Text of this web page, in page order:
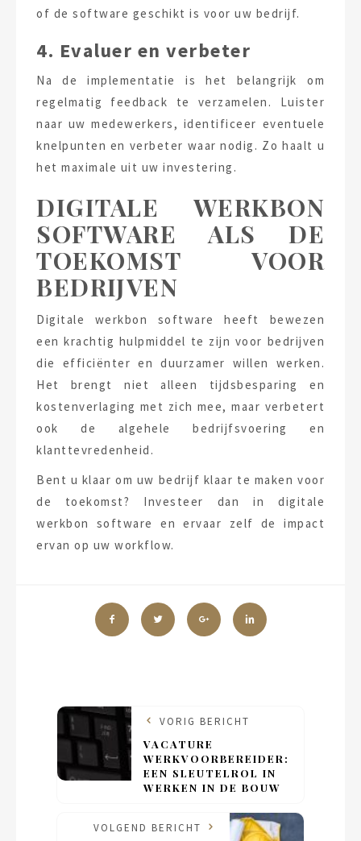
of de software geschikt is voor uw bedrijf.
4. Evaluer en verbeter
Na de implementatie is het belangrijk om
regelmatig feedback te verzamelen. Luister
naar uw medewerkers, identificeer eventuele
knelpunten en verbeter waar nodig. Zo haalt u
het maximale uit uw investering.
DIGITALE WERKBON
SOFTWARE ALS DE
TOEKOMST VOOR
BEDRIJVEN
Digitale werkbon software heeft bewezen
een krachtig hulpmiddel te zijn voor bedrijven
die efficiënter en duurzamer willen werken.
Het brengt niet alleen tijdsbesparing en
kostenverlaging met zich mee, maar verbetert
ook de algehele bedrijfsvoering en
klanttevredenheid.
Bent u klaar om uw bedrijf klaar te maken voor
de toekomst? Investeer dan in digitale
werkbon software en ervaar zelf de impact
ervan op uw workflow.
VORIG BERICHT
VACATURE
WERKVOORBEREIDER:
EEN SLEUTELROL IN
WERKEN IN DE BOUW
VOLGEND BERICHT